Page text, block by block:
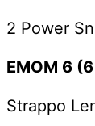
2 Power
EMOM 6
Strappo